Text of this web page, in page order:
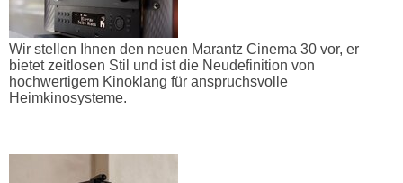
Wir stellen Ihnen den neuen Marantz Cinema 30 vor, er
bietet zeitlosen Stil und ist die Neudefinition von
hochwertigem Kinoklang für anspruchsvolle
Heimkinosysteme.